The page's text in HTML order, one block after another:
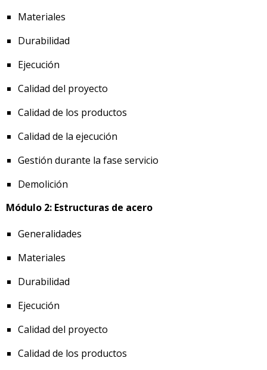
Materiales
Durabilidad
Ejecución
Calidad del proyecto
Calidad de los productos
Calidad de la ejecución
Gestión durante la fase servicio
Demolición
Módulo 2: Estructuras de acero
Generalidades
Materiales
Durabilidad
Ejecución
Calidad del proyecto
Calidad de los productos